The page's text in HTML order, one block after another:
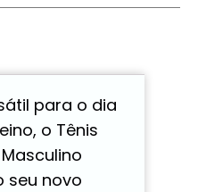
para o dia
o Tênis
seu novo